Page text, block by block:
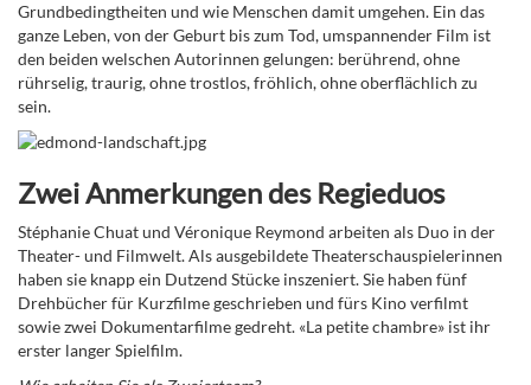
Grundbedingtheiten und wie Menschen damit umgehen. Ein das
ganze Leben, von der Geburt bis zum Tod, umspannender Film ist
den beiden welschen Autorinnen gelungen: berührend, ohne
rührselig, traurig, ohne trostlos, fröhlich, ohne oberflächlich zu
sein.
Zwei Anmerkungen des Regieduos
Stéphanie Chuat und Véronique Reymond arbeiten als Duo in der
Theater- und Filmwelt. Als ausgebildete Theaterschauspielerinnen
haben sie knapp ein Dutzend Stücke inszeniert. Sie haben fünf
Drehbücher für Kurzfilme geschrieben und fürs Kino verfilmt
sowie zwei Dokumentarfilme gedreht. «La petite chambre» ist ihr
erster langer Spielfilm.